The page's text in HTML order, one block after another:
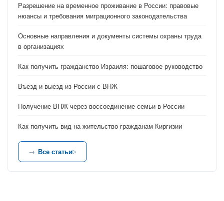
Разрешение на временное проживание в России: правовые
нюансы и требования миграционного законодательства
Основные направления и документы системы охраны труда
в организациях
Как получить гражданство Израиля: пошаговое руководство
Въезд и выезд из России с ВНЖ
Получение ВНЖ через воссоединение семьи в России
Как получить вид на жительство гражданам Киргизии
Все статьи